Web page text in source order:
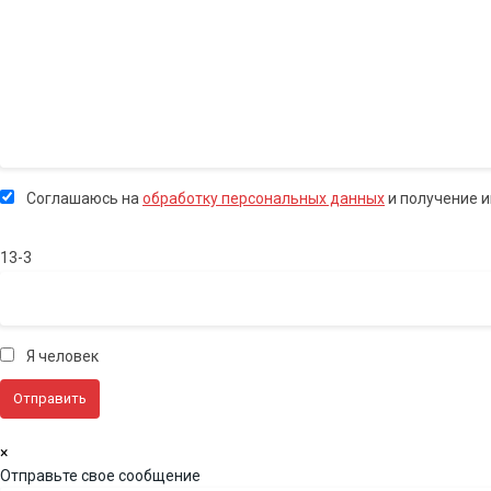
Соглашаюсь на обработку персональных данныхи получение
13-3
Я человек
×
Отправьте свое сообщение